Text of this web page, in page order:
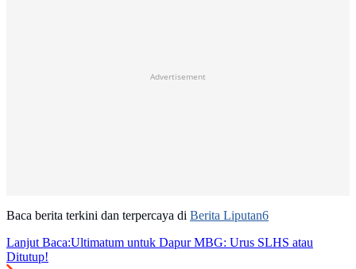
Advertisement
Baca berita terkini dan terpercaya di Berita Liputan6
Lanjut Baca:Ultimatum untuk Dapur MBG: Urus SLHS atau
Ditutup!